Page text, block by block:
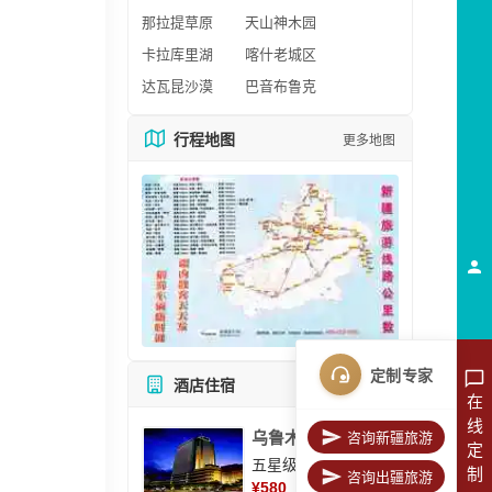
那拉提草原
天山神木园
卡拉库里湖
喀什老城区
达瓦昆沙漠
巴音布鲁克
行程地图 更多地图
酒店住宿 所有酒店
乌鲁木齐美丽华大酒
五星级酒店
¥580
在
线
定
制
定制专家
咨询新疆旅游
咨询出疆旅游